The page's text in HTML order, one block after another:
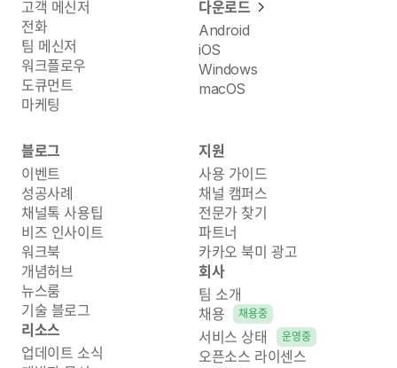
고객 메신저
전화
팀 메신저
워크플로우
도큐먼트
마케팅
다운로드
Android
iOS
Windows
macOS
블로그
이벤트
성공사례
채널톡 사용팁
비즈 인사이트
워크북
개념허브
뉴스룸
기술 블로그
리소스
업데이트 소식
지원
사용 가이드
채널 캠퍼스
전문가 찾기
파트너
카카오 북미 광고
회사
팀 소개
채용
채용중
서비스 상태 운영중
오픈소스 라이센스